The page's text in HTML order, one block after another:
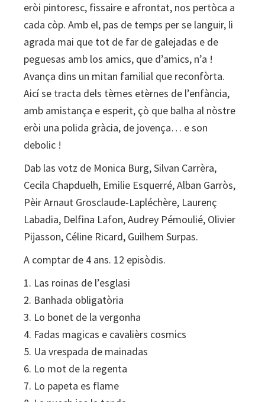
eròi pintoresc, fissaire e afrontat, nos pertòca a
cada còp. Amb el, pas de temps per se languir, li
agrada mai que tot de far de galejadas e de
peguesas amb los amics, que d’amics, n’a !
Avança dins un mitan familial que reconfòrta.
Aicí se tracta dels tèmes etèrnes de l’enfància,
amb amistança e esperit, çò que balha al nòstre
eròi una polida gràcia, de jovença… e son
debolic !
Dab las votz de Monica Burg, Silvan Carrèra,
Cecila Chapduelh, Emilie Esquerré, Alban Garròs,
Pèir Arnaut Grosclaude-Lapléchère, Laurenç
Labadia, Delfina Lafon, Audrey Pémoulié, Olivier
Pijasson, Céline Ricard, Guilhem Surpas.
A comptar de 4 ans. 12 episòdis.
1. Las roinas de l’esglasi
2. Banhada obligatòria
3. Lo bonet de la vergonha
4. Fadas magicas e cavalièrs cosmics
5. Ua vrespada de mainadas
6. Lo mot de la regenta
7. Lo papeta es flame